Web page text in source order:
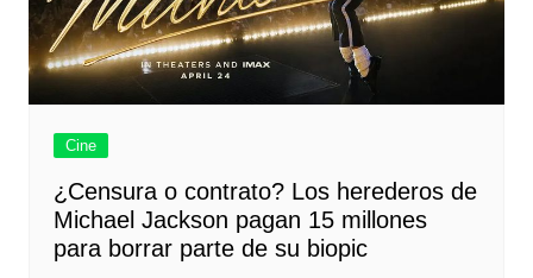
Cine
¿Censura o contrato? Los herederos de
Michael Jackson pagan 15 millones
para borrar parte de su biopic